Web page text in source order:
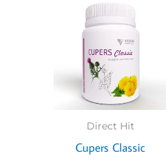
Direct Hit
Cupers Classic